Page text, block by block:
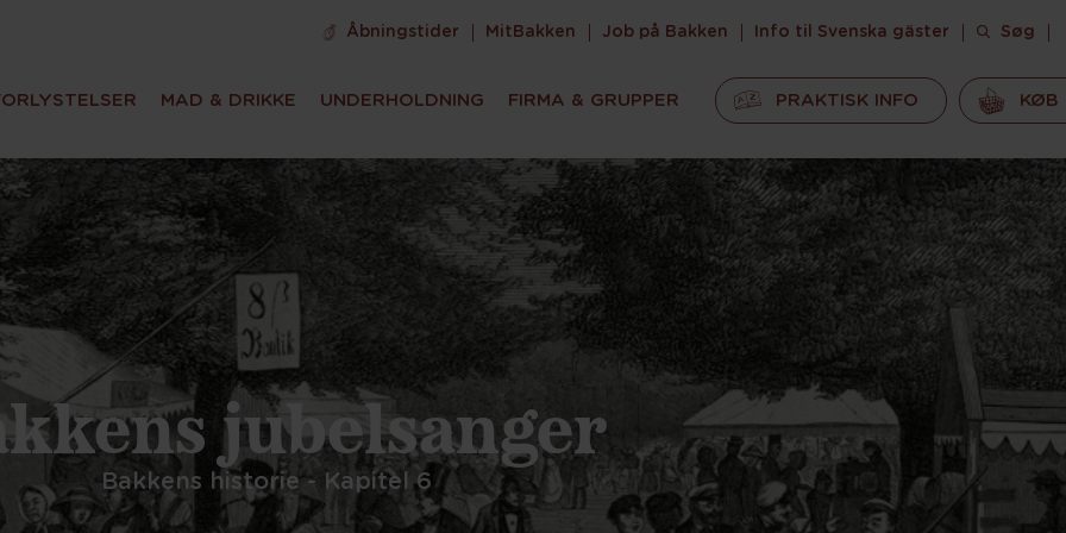
Åbningstider MitBakken Job på Bakken Info til Svenska gäster Søg
MAD & DRIKKE UNDERHOLDNING FIRMA & GRUPPER PRAKTISK INFO KØB
jubelsanger
Bakkens historie - Kapitel 6